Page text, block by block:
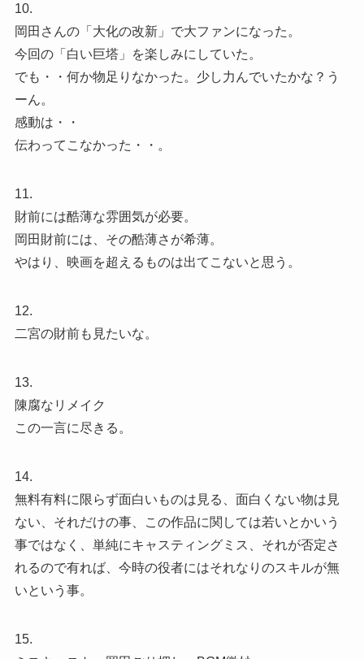
10.
岡田さんの「大化の改新」で大ファンになった。
今回の「白い巨塔」を楽しみにしていた。
でも・・何か物足りなかった。少し力んでいたかな？う
ーん。
感動は・・
伝わってこなかった・・。
11.
財前には酷薄な雰囲気が必要。
岡田財前には、その酷薄さが希薄。
やはり、映画を超えるものは出てこないと思う。
12.
二宮の財前も見たいな。
13.
陳腐なリメイク
この一言に尽きる。
14.
無料有料に限らず面白いものは見る、面白くない物は見
ない、それだけの事、この作品に関しては若いとかいう
事ではなく、単純にキャスティングミス、それが否定さ
れるので有れば、今時の役者にはそれなりのスキルが無
いという事。
15.